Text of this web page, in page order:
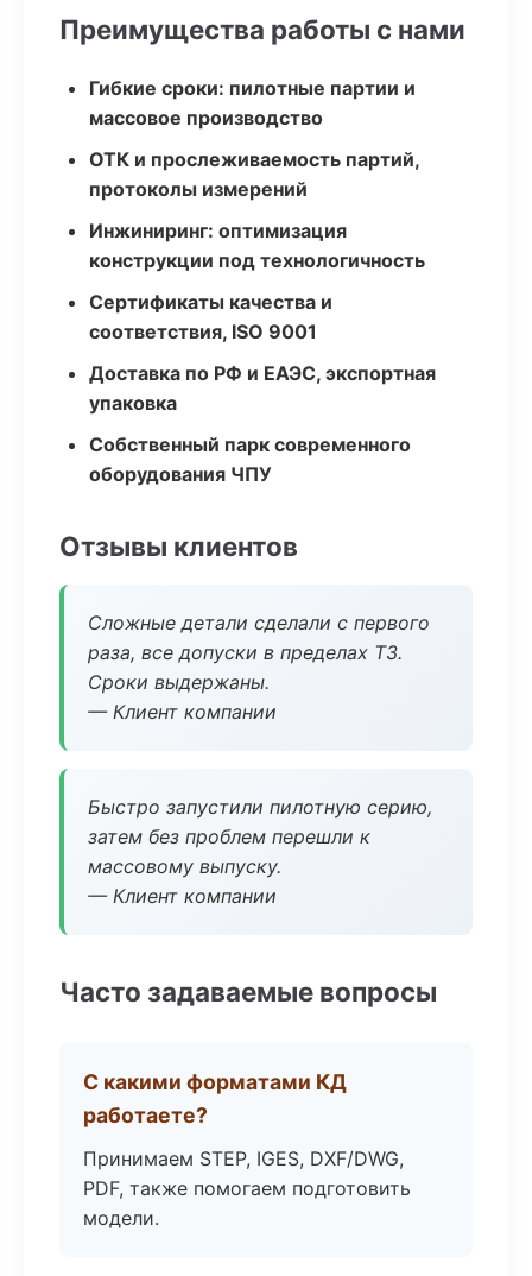
Преимущества работы с нами
Гибкие сроки: пилотные партии и
массовое производство
ОТК и прослеживаемость партий,
протоколы измерений
Инжиниринг: оптимизация
конструкции под технологичность
Сертификаты качества и
соответствия, ISO 9001
Доставка по РФ и ЕАЭС, экспортная
упаковка
Собственный парк современного
оборудования ЧПУ
Отзывы клиентов
Сложные детали сделали с первого
раза, все допуски в пределах ТЗ.
Сроки выдержаны.
— Клиент компании
Быстро запустили пилотную серию,
затем без проблем перешли к
массовому выпуску.
— Клиент компании
Часто задаваемые вопросы
С какими форматами КД
работаете?
Принимаем STEP, IGES, DXF/DWG,
PDF, также помогаем подготовить
модели.